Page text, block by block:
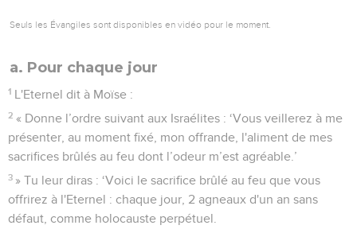
Seuls les Évangiles sont disponibles en vidéo pour le moment.
a. Pour chaque jour
1 L'Eternel dit à Moïse :
2 « Donne l’ordre suivant aux Israélites : ‘Vous veillerez à me
présenter, au moment fixé, mon offrande, l'aliment de mes
sacrifices brûlés au feu dont l’odeur m’est agréable.’
3 » Tu leur diras : ‘Voici le sacrifice brûlé au feu que vous
offrirez à l'Eternel : chaque jour, 2 agneaux d'un an sans
défaut, comme holocauste perpétuel.